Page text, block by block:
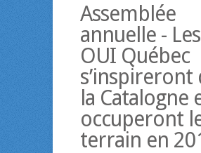
Assemblée
annuelle - Les
OUI Québec
s’inspireront
la Catalogne
occuperont
terrain en